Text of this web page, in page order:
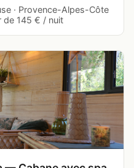
· Provence-Alpes-Côte
de 145 € / nuit